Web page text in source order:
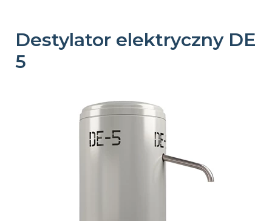
Destylator elektryczny DE
5